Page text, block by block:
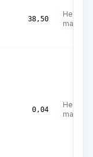
38,50
Heures
machine
0,04
Heures
machine